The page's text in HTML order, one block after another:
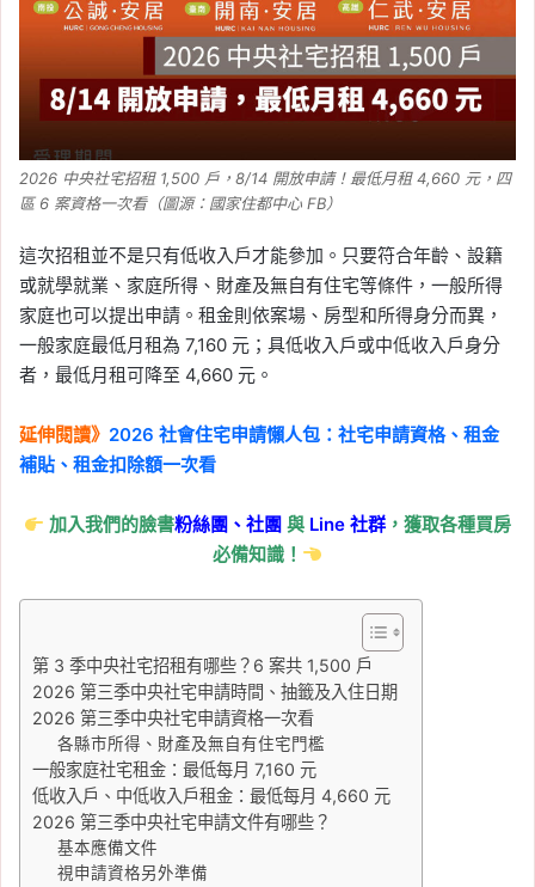
2026 中央社宅招租 1,500 戶，8/14 開放申請！最低月租 4,660 元，四
區 6 案資格一次看（圖源：國家住都中心 FB）
這次招租並不是只有低收入戶才能參加。只要符合年齡、設籍
或就學就業、家庭所得、財產及無自有住宅等條件，一般所得
家庭也可以提出申請。租金則依案場、房型和所得身分而異，
一般家庭最低月租為 7,160 元；具低收入戶或中低收入戶身分
者，最低月租可降至 4,660 元。
延伸閱讀》 2026 社會住宅申請懶人包：社宅申請資格、租金
補貼、租金扣除額一次看
加入我們的臉書粉絲團、社團與 Line社群 ，獲取各種買房
必備知識！
第 3 季中央社宅招租有哪些？6 案共 1,500 戶
2026 第三季中央社宅申請時間、抽籤及入住日期
2026 第三季中央社宅申請資格一次看
各縣市所得、財產及無自有住宅門檻
一般家庭社宅租金：最低每月 7,160 元
低收入戶、中低收入戶租金：最低每月 4,660 元
2026 第三季中央社宅申請文件有哪些？
基本應備文件
視申請資格另外準備